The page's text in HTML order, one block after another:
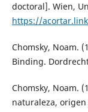
doctoral]. Wien,
https://
Chomsky, Noam.
Binding.
Chomsky, Noam.
naturaleza,